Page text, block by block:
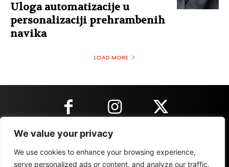
We value your privacy
We use cookies to enhance your browsing experience,
serve personalized ads or content, and analyze our traffic.
Uloga automatizacije u
personalizaciji prehrambenih
navika
LOAD MORE
KONTAKT INFORMACIJE